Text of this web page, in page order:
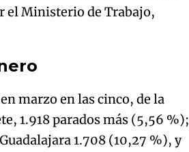
el Ministerio de Trabajo,
marzo en las cinco, de la
1.918 parados más (5,56 %);
1.708 (10,27 %), y